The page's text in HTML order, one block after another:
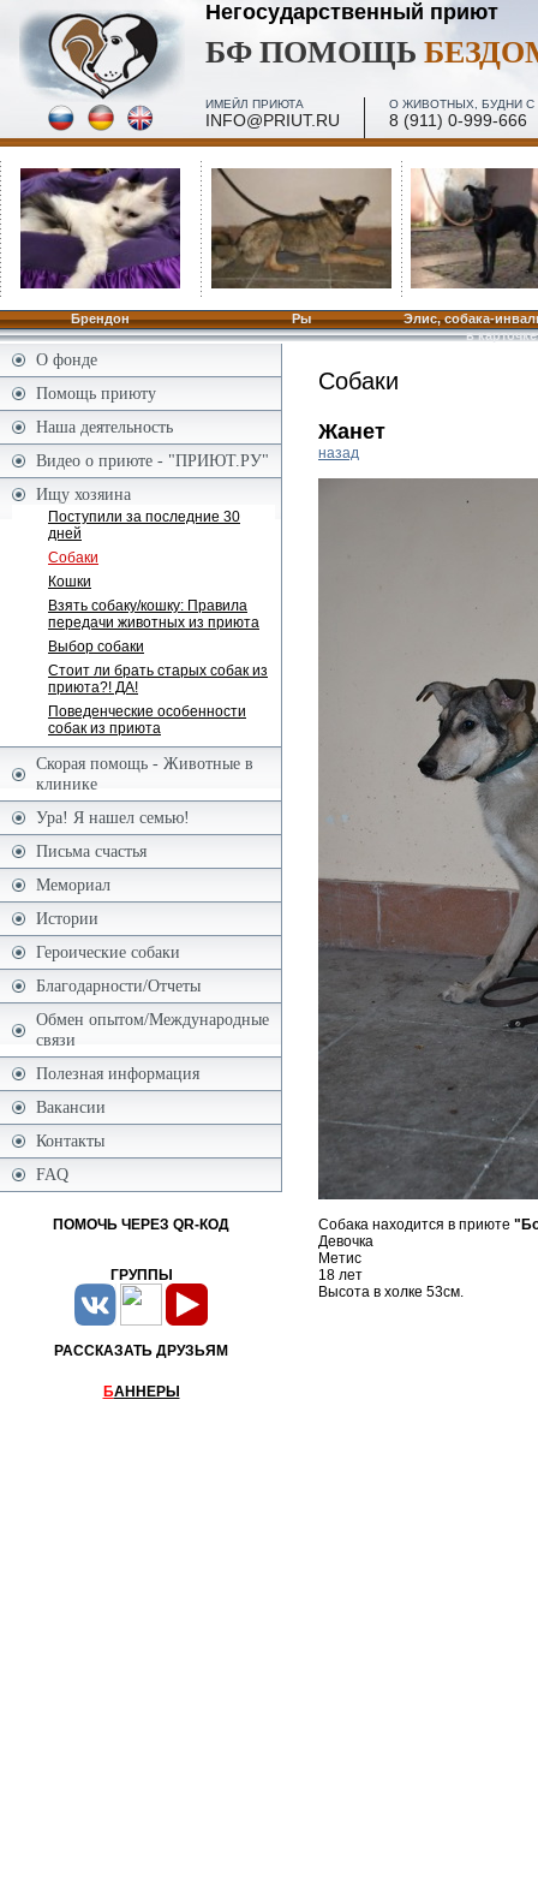
Негосударственный приют
БФ ПОМОЩЬ
ИМЕЙЛ ПРИЮТА
INFO@PRIUT.RU
О ЖИВОТНЫХ, БУДНИ С
8 (911) 0-999-666
ПОСЕЩЕНИЕ, МИНИ-ЭКСКУРСИИ - 2 И 4 ПЯТН.
Брендон Ры
Элис, собака-
в карточке
Собаки
Жанет
назад
Собака находится в приюте
Девочка
Метис
18 лет
Высота в холке 53см.
О фонде
Помощь приюту
Наша деятельность
Видео о приюте - "ПРИЮТ.РУ"
Ищу хозяина
Поступили за последние 30
дней
Собаки
Кошки
Взять собаку/кошку: Правила
передачи животных из приюта
Выбор собаки
Стоит ли брать старых собак из
приюта?! ДА!
Поведенческие особенности
собак из приюта
Скорая помощь - Животные в
клинике
Ура! Я нашел семью!
Письма счастья
Мемориал
Истории
Героические собаки
Благодарности/Отчеты
Обмен опытом/Международные
связи
Полезная информация
Вакансии
Контакты
FAQ
ПОМОЧЬ ЧЕРЕЗ QR-КОД
ГРУППЫ
РАССКАЗАТЬ ДРУЗЬЯМ
БАННЕРЫ